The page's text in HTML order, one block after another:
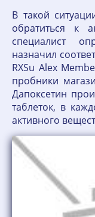
В такой
обратиться к
специалист
назначил
RXSu Alex
пробники
Дапоксетин
таблеток, в
активного